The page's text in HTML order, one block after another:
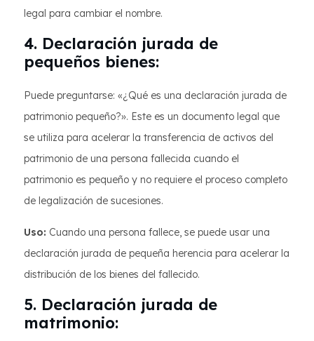
legal para cambiar el nombre.
4. Declaración jurada de
pequeños bienes:
Puede preguntarse: «¿Qué es una declaración jurada de
patrimonio pequeño?». Este es un documento legal que
se utiliza para acelerar la transferencia de activos del
patrimonio de una persona fallecida cuando el
patrimonio es pequeño y no requiere el proceso completo
de legalización de sucesiones.
Uso: Cuando una persona fallece, se puede usar una
declaración jurada de pequeña herencia para acelerar la
distribución de los bienes del fallecido.
5. Declaración jurada de
matrimonio: